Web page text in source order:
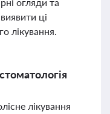
ці
лікування.
лікування